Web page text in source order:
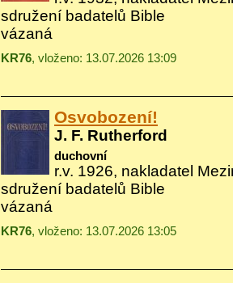
sdružení badatelů Bible
vázaná
KR76, vloženo: 13.07.2026 13:09
Osvobození!
J. F. Rutherford
duchovní
r.v. 1926, nakladatel
sdružení badatelů Bible
vázaná
KR76, vloženo: 13.07.2026 13:05